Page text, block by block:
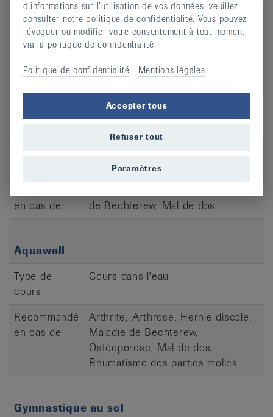
Recommandé
en cas de
Arthrite, Arthrose, Hernie discale,
Maladie de Bechterew,
Ostéoporose, Mal de dos, Risque
de chute, Rhumatisme des parties
molles
Active Backademy
en cas de
de Bechterew, Mal de dos
Aquawell
Type de
cours
Cours dans l'eau
Recommandé
en cas de
Arthrite, Arthrose, Hernie discale,
Maladie de Bechterew,
Ostéoporose, Mal de dos,
Rhumatisme des parties molles
Gymnastique au sol
d’informations sur l’utilisation de vos données, veuillez
consulter notre politique de confidentialité. Vous pouvez
révoquer ou modifier votre consentement à tout moment
via la politique de confidentialité.
Politique de confidentialité Mentions légales
Accepter tous
Refuser tout
Paramètres